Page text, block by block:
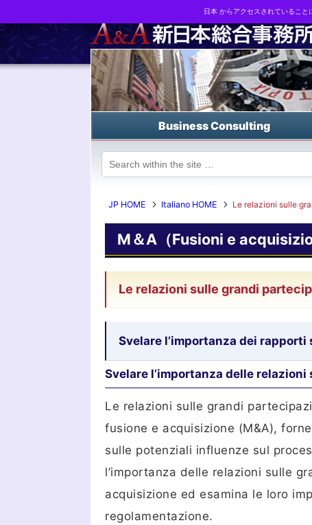
Business strategy reports, business matching and M&A in Japan
Business Consulting
JP HOME Italiano HOME Le relazioni sulle
M＆A（Fusioni e
Le relazioni sulle grandi
Svelare l’importanza dei
Svelare l’importanza delle
Le relazioni sulle grandi
fusione e acquisizione (M&A),
sulle potenziali influenze sul
l’importanza delle relazioni sulle
acquisizione ed esamina le loro
regolamentazione.
日本 からアクセスされていること